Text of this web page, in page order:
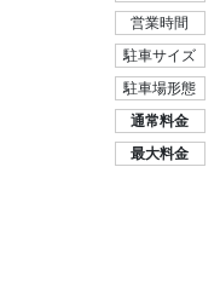
営業時間
駐車サイズ
駐車場形態
通常料金
最大料金